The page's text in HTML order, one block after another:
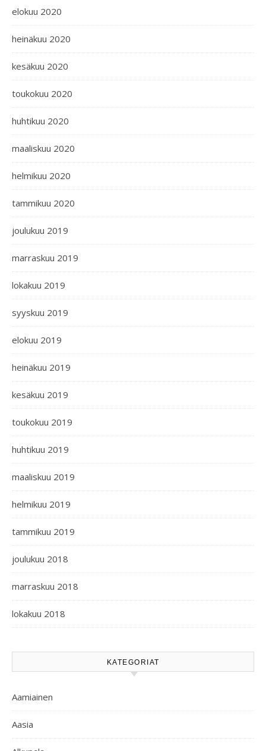
elokuu 2020
heinäkuu 2020
kesäkuu 2020
toukokuu 2020
huhtikuu 2020
maaliskuu 2020
helmikuu 2020
tammikuu 2020
joulukuu 2019
marraskuu 2019
lokakuu 2019
syyskuu 2019
elokuu 2019
heinäkuu 2019
kesäkuu 2019
toukokuu 2019
huhtikuu 2019
maaliskuu 2019
helmikuu 2019
tammikuu 2019
joulukuu 2018
marraskuu 2018
lokakuu 2018
KATEGORIAT
Aamiainen
Aasia